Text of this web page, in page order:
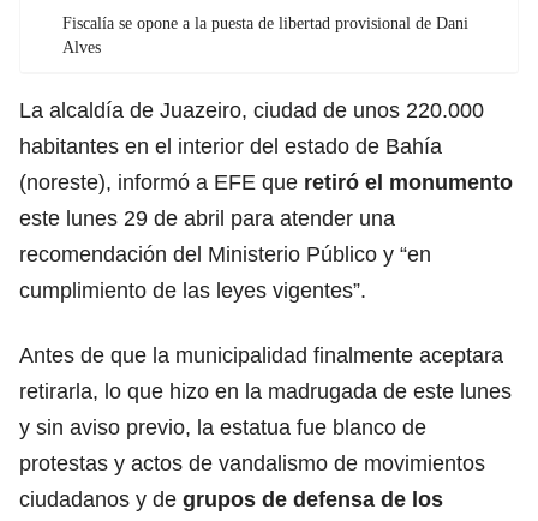
Fiscalía se opone a la puesta de libertad provisional de Dani
Alves
La alcaldía de Juazeiro, ciudad de unos 220.000
habitantes en el interior del estado de Bahía
(noreste), informó a EFE que retiró el monumento
este lunes 29 de abril para atender una
recomendación del Ministerio Público y “en
cumplimiento de las leyes vigentes”.
Antes de que la municipalidad finalmente aceptara
retirarla, lo que hizo en la madrugada de este lunes
y sin aviso previo, la estatua fue blanco de
protestas y actos de vandalismo de movimientos
ciudadanos y de grupos de defensa de los